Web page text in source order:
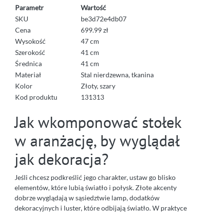
Parametr
Wartość
SKU
be3d72e4db07
Cena
699.99 zł
Wysokość
47 cm
Szerokość
41 cm
Średnica
41 cm
Materiał
Stal nierdzewna, tkanina
Kolor
Złoty, szary
Kod produktu
131313
Jak wkomponować stołek
w aranżację, by wyglądał
jak dekoracja?
Jeśli chcesz podkreślić jego charakter, ustaw go blisko
elementów, które lubią światło i połysk. Złote akcenty
dobrze wyglądają w sąsiedztwie lamp, dodatków
dekoracyjnych i luster, które odbijają światło. W praktyce